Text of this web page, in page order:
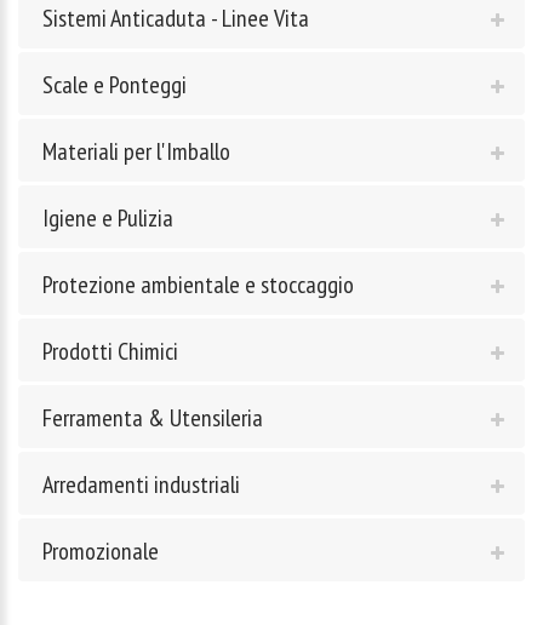
Sistemi Anticaduta - Linee Vita
Scale e Ponteggi
Materiali per l'Imballo
Igiene e Pulizia
Protezione ambientale e stoccaggio
Prodotti Chimici
Ferramenta & Utensileria
Arredamenti industriali
Promozionale